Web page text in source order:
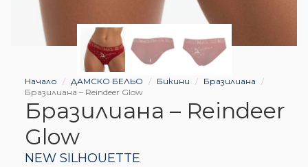
Начало ДАМСКО БЕЛЬО Бикини
Бразилиана
Бразилиана – Reindeer Glow
Бразилиана – Reindeer
Glow
NEW SILHOUETTE